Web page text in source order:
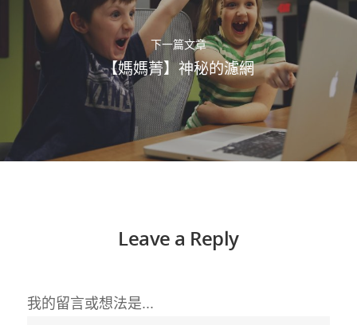
下一篇文章
【媽媽菁】神秘的濾網
Leave a Reply
我的留言或想法是...